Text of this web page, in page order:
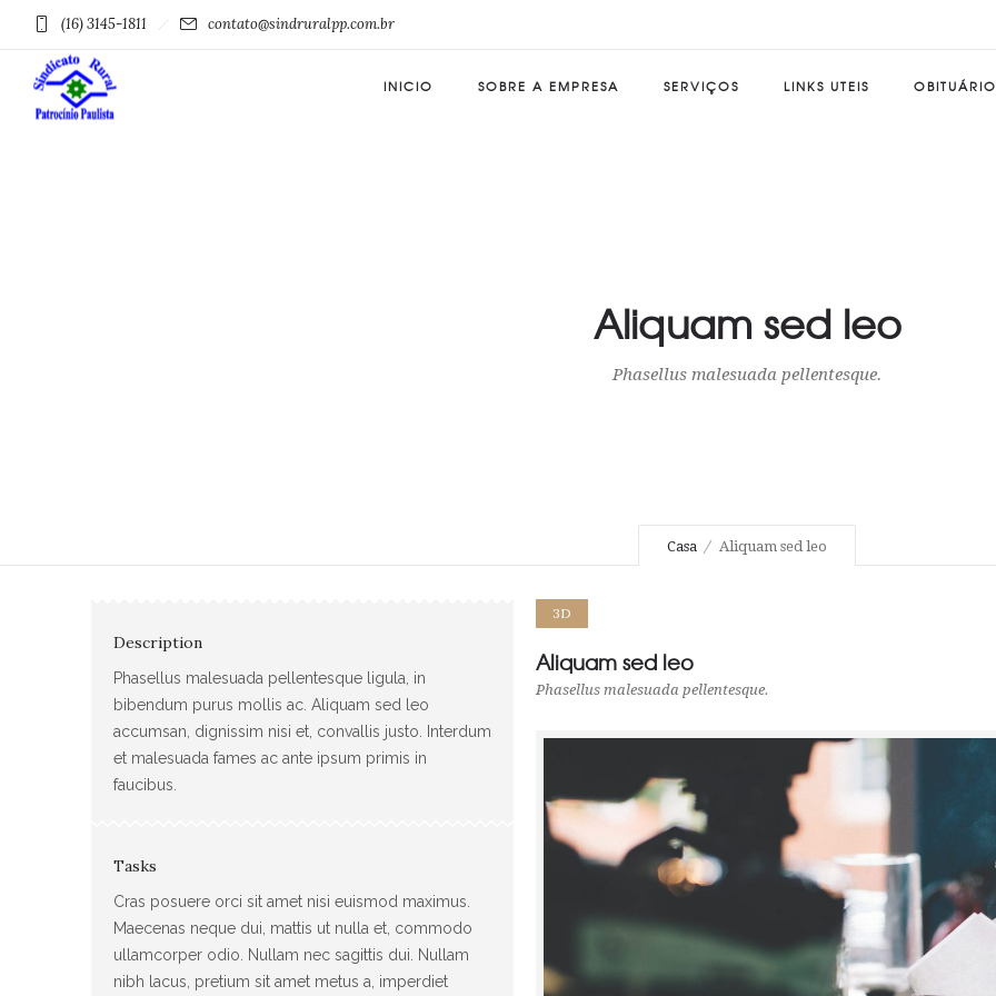
(16) 3145-1811 contato@sindruralpp.com.br
INICIO SOBRE A EMPRESA SERVIÇOS LINKS UTEIS OBITUÁRIO
Aliquam sed leo
Phasellus malesuada pellentesque.
Casa Aliquam sed leo
3D
Aliquam sed leo
Phasellus malesuada pellentesque.
Description
Phasellus malesuada pellentesque ligula, in
bibendum purus mollis ac. Aliquam sed leo
accumsan, dignissim nisi et, convallis justo. Interdum
et malesuada fames ac ante ipsum primis in
faucibus.
Tasks
Cras posuere orci sit amet nisi euismod maximus.
Maecenas neque dui, mattis ut nulla et, commodo
ullamcorper odio. Nullam nec sagittis dui. Nullam
nibh lacus, pretium sit amet metus a, imperdiet